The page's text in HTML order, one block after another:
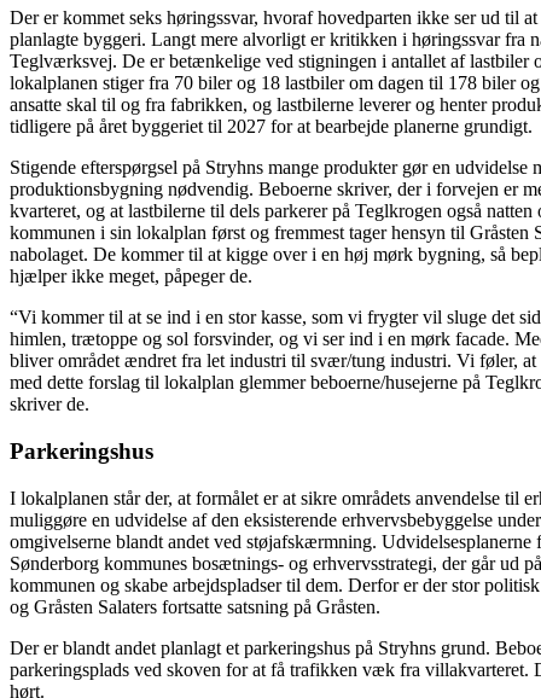
Der er kommet seks høringssvar, hvoraf hovedparten ikke ser ud til
planlagte byggeri. Langt mere alvorligt er kritikken i høringssvar fra
Teglværksvej. De er betænkelige ved stigningen i antallet af lastbiler
lokalplanen stiger fra 70 biler og 18 lastbiler om dagen til 178 biler
ansatte skal til og fra fabrikken, og lastbilerne leverer og henter
tidligere på året byggeriet til 2027 for at bearbejde planerne grundigt.
Stigende efterspørgsel på Stryhns mange produkter gør en udvidelse
produktionsbygning nødvendig. Beboerne skriver, der i forvejen er
kvarteret, og at lastbilerne til dels parkerer på Teglkrogen også natten
kommunen i sin lokalplan først og fremmest tager hensyn til Gråsten
nabolaget. De kommer til at kigge over i en høj mørk bygning, så
hjælper ikke meget, påpeger de.
“Vi kommer til at se ind i en stor kasse, som vi frygter vil sluge det
himlen, trætoppe og sol forsvinder, og vi ser ind i en mørk facade.
bliver området ændret fra let industri til svær/tung industri. Vi føler, at
med dette forslag til lokalplan glemmer beboerne/husejerne på
skriver de.
Parkeringshus
I lokalplanen står der, at formålet er at sikre områdets anvendelse til
muliggøre en udvidelse af den eksisterende erhvervsbebyggelse
omgivelserne blandt andet ved støjafskærmning. Udvidelsesplanerne
Sønderborg kommunes bosætnings- og erhvervsstrategi, der går ud
kommunen og skabe arbejdspladser til dem. Derfor er der stor
og Gråsten Salaters fortsatte satsning på Gråsten.
Der er blandt andet planlagt et parkeringshus på Stryhns grund.
parkeringsplads ved skoven for at få trafikken væk fra villakvarteret.
hørt.